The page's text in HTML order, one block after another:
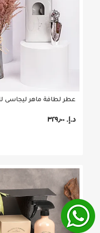
عطر لطافة ماهر ليجاسي
د.إ.‏ ٣٢٩٫٠٠